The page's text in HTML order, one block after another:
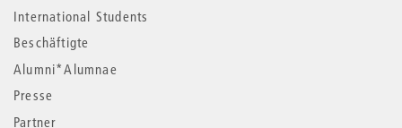
International Students
Beschäftigte
Alumni*Alumnae
Presse
Partner